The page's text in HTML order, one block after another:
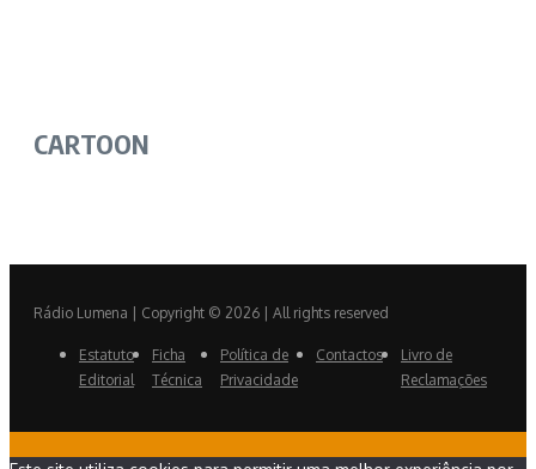
CARTOON
Rádio Lumena | Copyright © 2026 | All rights reserved
Estatuto
Editorial
Ficha
Técnica
Política de
Privacidade
Contactos
Livro de
Reclamações